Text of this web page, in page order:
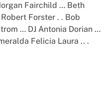
Fairchild … Beth
Forster . . Bob
… DJ Antonia Dorian …
Felicia Laura .. .